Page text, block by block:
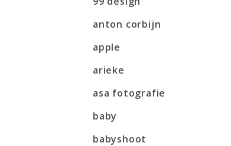
anton corbijn
apple
arieke
asa fotografie
baby
babyshoot